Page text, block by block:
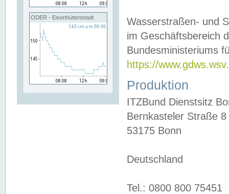
ODER - Eisenhüttenstadt
Wasserstraßen- und
im Geschäftsbereich
Bundesministeriums
https://
Produktion
ITZBund Dienstsitz
Bernkasteler Straße 8
53175 Bonn
Deutschland
Tel.: 0800 800 75451